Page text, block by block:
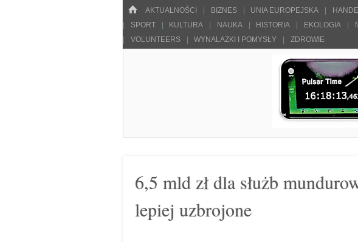
HOME
Menu
SKOCZ DO TREŚCI
AKTUALNOŚCI BIZNES UNIA EUROPEJSKA
SPORT
KULTURA NAUKA HISTORIA EKOLOGIA
VOLUNTEERS
WYNALAZKI I POMYSŁY ZDROWIE
6,5 mld zł dla służb
lepiej uzbrojone